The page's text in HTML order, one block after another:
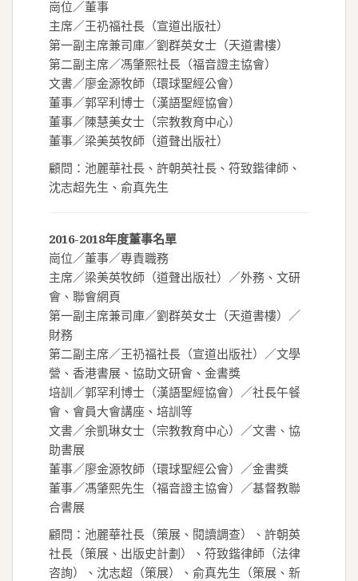
崗位／董事
主席／王礽福社長（宣道出版社）
第一副主席兼司庫／劉群英女士（天道書樓）
第二副主席／馮肇熙社長（福音證主協會）
文書／廖金源牧師（環球聖經公會）
董事／郭罕利博士（漢語聖經協會）
董事／陳慧美女士（宗教教育中心）
董事／梁美英牧師（道聲出版社）
顧問：池麗華社長、許朝英社長、符致鍇律師、
沈志超先生、俞真先生
2016-2018年度董事名單
崗位／董事／專責職務
主席／梁美英牧師（道聲出版社）／外務、文研
會、聯會網頁
第一副主席兼司庫／劉群英女士（天道書樓）／
財務
第二副主席／王礽福社長（宣道出版社）／文學
營、香港書展、協助文研會、金書獎
培訓／郭罕利博士（漢語聖經協會）／社長午餐
會、會員大會講座、培訓等
文書／余凱琳女士（宗教教育中心）／文書、協
助書展
董事／廖金源牧師（環球聖經公會）／金書獎
董事／馮肇熙先生（福音證主協會）／基督教聯
合書展
顧問：池麗華社長（策展、閱讀調查）、許朝英
社長（策展、出版史計劃）、符致鍇律師（法律
咨詢）、沈志超（策展）、俞真先生（策展、新